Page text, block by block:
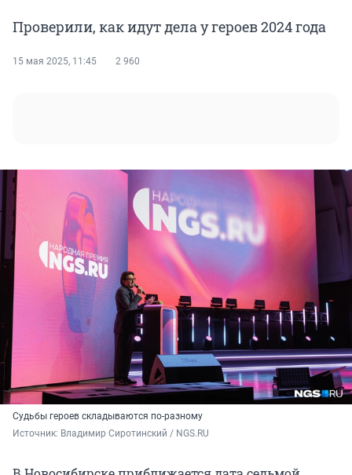
Проверили, как идут дела у героев 2024 года
15 мая 2025, 11:45 2 960
Судьбы героев складываются по-разному
Источник: Владимир Сиротинский / NGS.RU